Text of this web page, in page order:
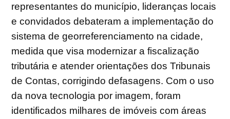
representantes do município, lideranças locais
e convidados debateram a implementação do
sistema de georreferenciamento na cidade,
medida que visa modernizar a fiscalização
tributária e atender orientações dos Tribunais
de Contas, corrigindo defasagens. Com o uso
da nova tecnologia por imagem, foram
identificados milhares de imóveis com áreas